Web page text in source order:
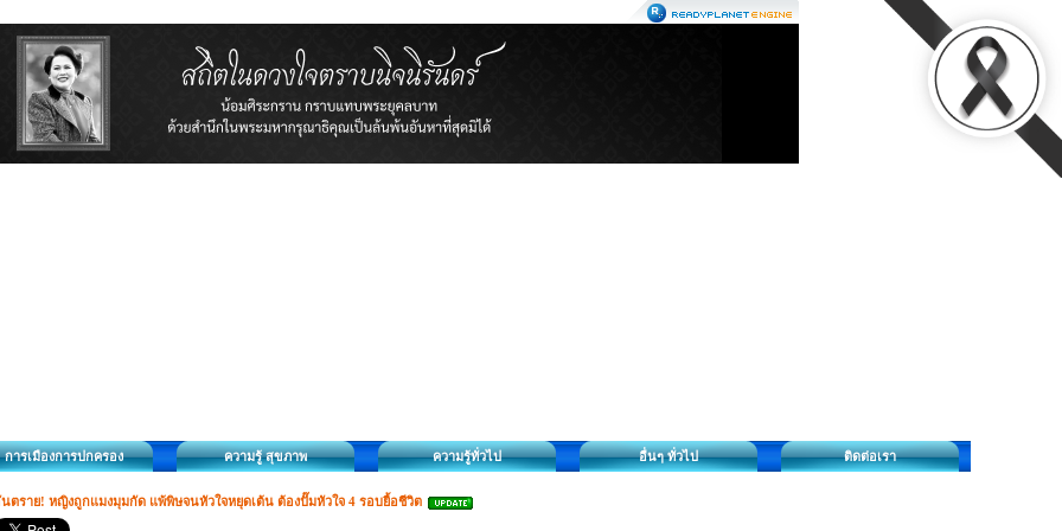
การเมืองการปกครอง ความรู้ สุขภาพ ความรู้ทั่วไป อื่นๆ ทั่วไป ติดต่อเรา
ตราย! หญิงถูกแมงมุมกัด แพ้พิษจนหัวใจหยุดเต้น ต้องปั๊มหัวใจ 4 รอบยื้อชีวิต